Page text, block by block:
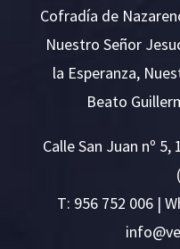
Cofradía de
Nuestro Señor
la Esperanza,
Beato
Calle San Juan nº
T: 956 752 006 |
v@ofn
i